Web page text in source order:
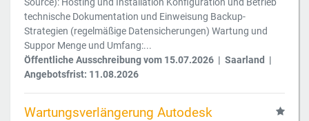
technische Dokumentation und Einweisung Backup-
Strategien (regelmäßige Datensicherungen) Wartung und
Suppor Menge und Umfang:...
Öffentliche Ausschreibung vom 15.07.2026 | Saarland |
Angebotsfrist: 11.08.2026
Wartungsverlängerung Autodesk